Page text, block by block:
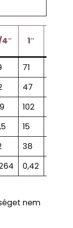
1″
71
47
102
15
38
0,42
nem